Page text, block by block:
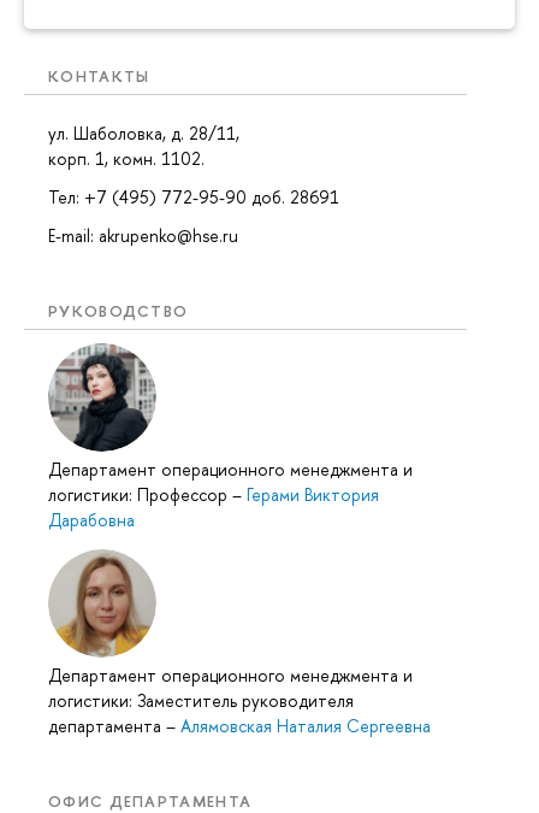
КОНТАКТЫ
ул. Шаболовка, д. 28/11,
корп. 1, комн. 1102.
Тел: +7 (495) 772-95-90 доб. 28691
E-mail: akrupenko@hse.ru
РУКОВОДСТВО
Департамент операционного менеджмента и
логистики: Профессор – Герами Виктория
Дарабовна
Департамент операционного менеджмента и
логистики: Заместитель руководителя
департамента – Алямовская Наталия Сергеевна
ОФИС ДЕПАРТАМЕНТА